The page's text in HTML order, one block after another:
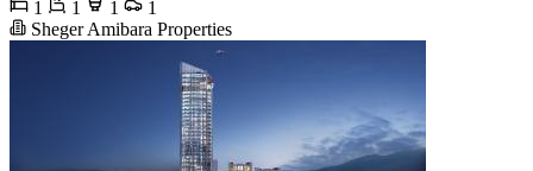
1
1 1
1
Sheger Amibara Properties